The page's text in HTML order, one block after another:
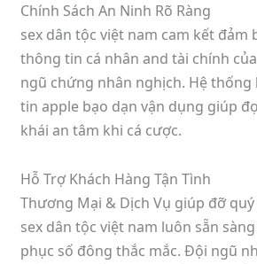
Chính Sách An Ninh Rõ Ràng
sex dân tộc việt nam cam kết đảm
thông tin cá nhân and tài chính
ngũ chứng nhân nghịch. Hệ
tin apple bạo dạn vận dụng giúp
khái an tâm khi cá cược.
Hỗ Trợ Khách Hàng Tận Tình
Thương Mại & Dịch Vụ giúp đỡ
sex dân tộc việt nam luôn sẵn
phục số đông thắc mắc. Đội ngũ